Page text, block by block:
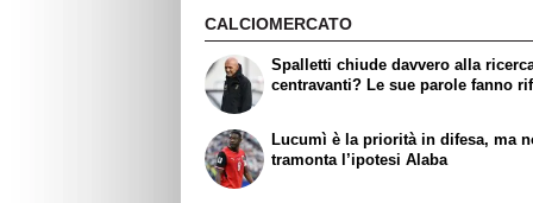
CALCIOMERCATO
Spalletti chiude davvero alla
centravanti? Le sue parole fanno
Lucumì è la priorità in difesa, ma
tramonta l’ipotesi Alaba